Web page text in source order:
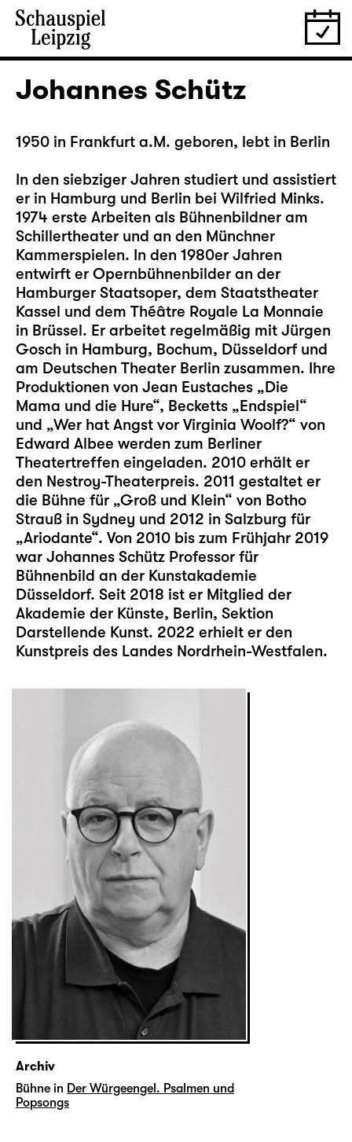
Johannes Schütz
1950 in Frankfurt a.M. geboren, lebt in Berlin
In den siebziger Jahren studiert und assistiert
er in Hamburg und Berlin bei Wilfried Minks.
1974 erste Arbeiten als Bühnenbildner am
Schillertheater und an den Münchner
Kammerspielen. In den 1980er Jahren
entwirft er Opernbühnenbilder an der
Hamburger Staatsoper, dem Staatstheater
Kassel und dem Théâtre Royale La Monnaie
in Brüssel. Er arbeitet regelmäßig mit Jürgen
Gosch in Hamburg, Bochum, Düsseldorf und
am Deutschen Theater Berlin zusammen. Ihre
Produktionen von Jean Eustaches „Die
Mama und die Hure“, Becketts „Endspiel“
und „Wer hat Angst vor Virginia Woolf?“ von
Edward Albee werden zum Berliner
Theatertreffen eingeladen. 2010 erhält er
den Nestroy-Theaterpreis. 2011 gestaltet er
die Bühne für „Groß und Klein“ von Botho
Strauß in Sydney und 2012 in Salzburg für
„Ariodante“. Von 2010 bis zum Frühjahr 2019
war Johannes Schütz Professor für
Bühnenbild an der Kunstakademie
Düsseldorf. Seit 2018 ist er Mitglied der
Akademie der Künste, Berlin, Sektion
Darstellende Kunst. 2022 erhielt er den
Kunstpreis des Landes Nordrhein-Westfalen.
Archiv
Bühne in Der Würgeengel. Psalmen und
Popsongs